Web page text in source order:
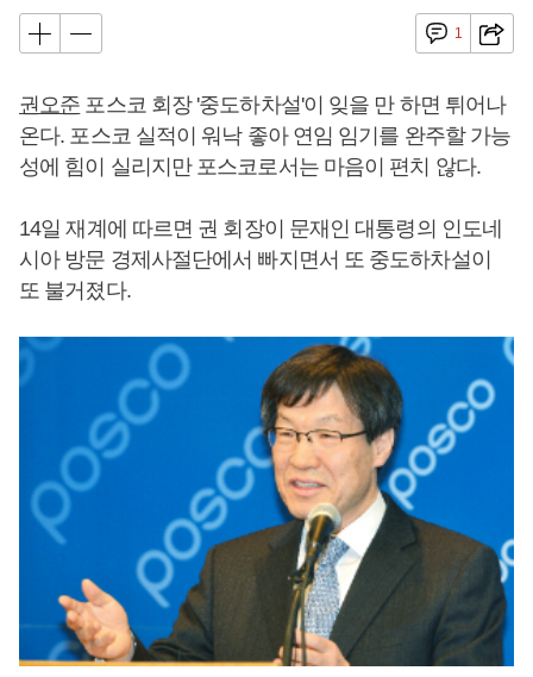
1
권오준 포스코 회장 '중도하차설'이 잊을 만 하면 튀어나
온다. 포스코 실적이 워낙 좋아 연임 임기를 완주할 가능
성에 힘이 실리지만 포스코로서는 마음이 편치 않다.
14일 재계에 따르면 권 회장이 문재인 대통령의 인도네
시아 방문 경제사절단에서 빠지면서 또 중도하차설이
또 불거졌다.